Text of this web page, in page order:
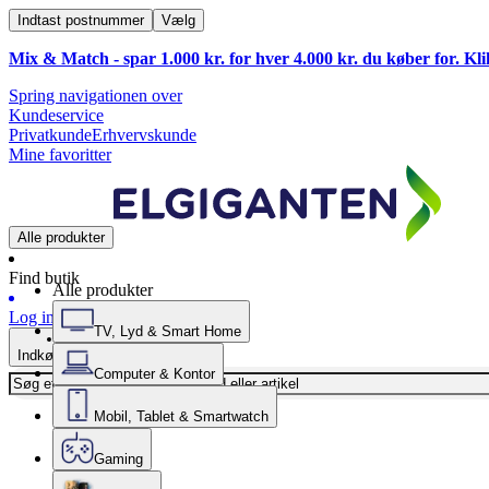
Indtast postnummer Vælg
Mix & Match - spar 1.000 kr. for hver 4.000 kr. du køber for.
Spring navigationen over
Kundeservice
PrivatkundeErhvervskunde
Mine favoritter
Alle produkter
Find butik
Log ind
Indkøbskurv
Alle produkter
TV, Lyd & Smart Home
Computer & Kontor
Mobil, Tablet & Smartwatch
Gaming